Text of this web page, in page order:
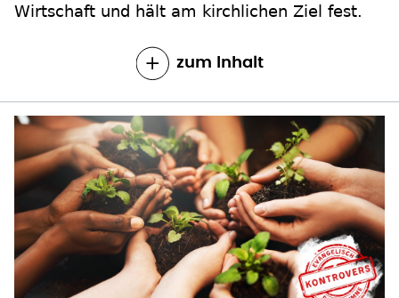
Wirtschaft und hält am kirchlichen Ziel fest.
zum Inhalt